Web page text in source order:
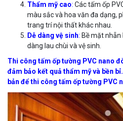
Thẩm mỹ cao: Các tấm ốp
màu sắc và hoa văn đa dạng,
trang trí nội thất khác nhau.
Dễ dàng vệ sinh: Bề mặt
dàng lau chùi và vệ sinh.
Thi công tấm ốp tường PVC nano
đảm bảo kết quả thẩm mỹ và bền
bản để thi công tấm ốp tường PVC